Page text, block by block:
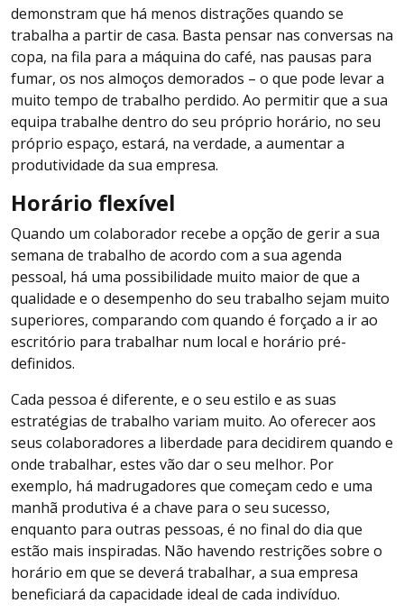
demonstram que há menos distrações quando se
trabalha a partir de casa. Basta pensar nas conversas na
copa, na fila para a máquina do café, nas pausas para
fumar, os nos almoços demorados – o que pode levar a
muito tempo de trabalho perdido. Ao permitir que a sua
equipa trabalhe dentro do seu próprio horário, no seu
próprio espaço, estará, na verdade, a aumentar a
produtividade da sua empresa.
Horário flexível
Quando um colaborador recebe a opção de gerir a sua
semana de trabalho de acordo com a sua agenda
pessoal, há uma possibilidade muito maior de que a
qualidade e o desempenho do seu trabalho sejam muito
superiores, comparando com quando é forçado a ir ao
escritório para trabalhar num local e horário pré-
definidos.
Cada pessoa é diferente, e o seu estilo e as suas
estratégias de trabalho variam muito. Ao oferecer aos
seus colaboradores a liberdade para decidirem quando e
onde trabalhar, estes vão dar o seu melhor. Por
exemplo, há madrugadores que começam cedo e uma
manhã produtiva é a chave para o seu sucesso,
enquanto para outras pessoas, é no final do dia que
estão mais inspiradas. Não havendo restrições sobre o
horário em que se deverá trabalhar, a sua empresa
beneficiará da capacidade ideal de cada indivíduo.